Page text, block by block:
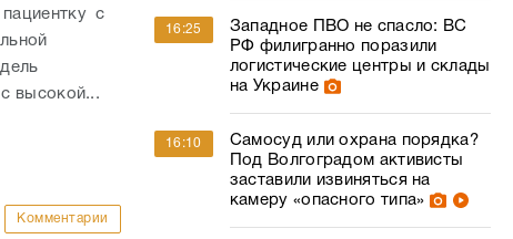
с
высокой...
Комментарии
16:25
Западное ПВО не спасло: ВС
РФ филигранно поразили
логистические центры и склады
на Украине
16:10
Самосуд или охрана порядка?
Под Волгоградом активисты
заставили извиняться на
камеру «опасного типа»